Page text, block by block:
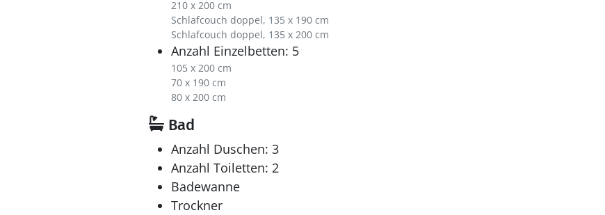
210 x 200 cm
Schlafcouch doppel, 135 x 190 cm
Schlafcouch doppel, 135 x 200 cm
Anzahl Einzelbetten: 5
105 x 200 cm
70 x 190 cm
80 x 200 cm
Bad
Anzahl Duschen: 3
Anzahl Toiletten: 2
Badewanne
Trockner